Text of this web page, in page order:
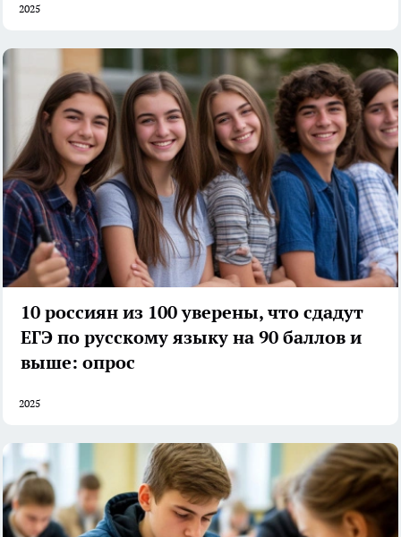
2025
10 россиян из 100 уверены, что сдадут
ЕГЭ по русскому языку на 90 баллов и
выше: опрос
2025